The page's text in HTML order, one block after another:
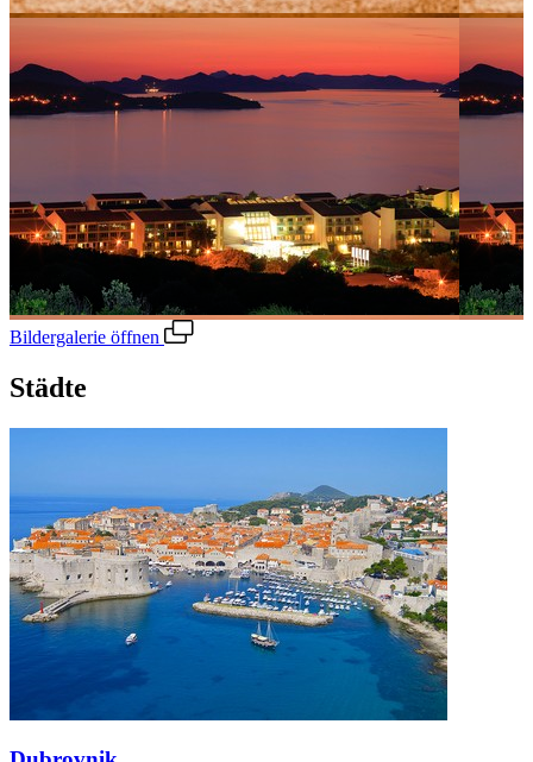
Bildergalerie öffnen
Städte